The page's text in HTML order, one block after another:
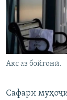
Акс аз бойгонӣ.
Сафари